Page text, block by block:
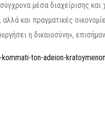
μέσα διαχείρισης
και πραγματικές
η δικαιοσύνη»,
ton-adeion-